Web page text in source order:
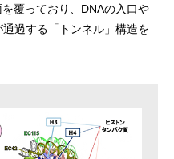
覆っており、DNAの入口や
過する「トンネル」構造を